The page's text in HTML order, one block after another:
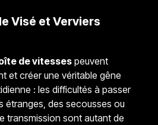
Visé et Verviers
de vitessespeuvent
et créer une véritable gêne
: les difficultés à passer
étranges, des secousses ou
transmission sont autant de